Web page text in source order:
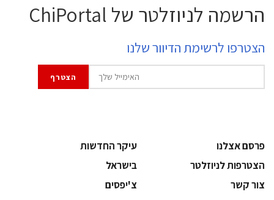
הרשמה לניוזלטר של ChiPortal
הצטרפו לרשימת הדיוור שלנו
פרסם אצלנו
עיקר החדשות
הצטרפות לניוזלטר
בישראל
צור קשר
צ'יפסים